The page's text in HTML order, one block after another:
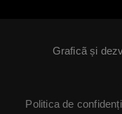
Graficã și
Politica de